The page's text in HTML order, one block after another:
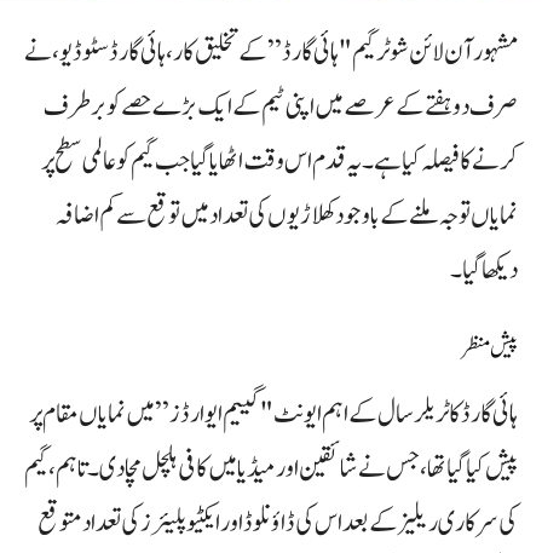
مشہور آن لائن شوٹر گیم "ہائی گارڈ” کے تخلیق کار، ہائی گارڈ سٹوڈیو، نے
صرف دو ہفتے کے عرصے میں اپنی ٹیم کے ایک بڑے حصے کو برطرف
کرنے کا فیصلہ کیا ہے۔ یہ قدم اس وقت اٹھایا گیا جب گیم کو عالمی سطح پر
نمایاں توجہ ملنے کے باوجود کھلاڑیوں کی تعداد میں توقع سے کم اضافہ
دیکھا گیا۔
پیش منظر
ہائی گارڈ کا ٹریلر سال کے اہم ایونٹ "گییم ایوارڈز” میں نمایاں مقام پر
پیش کیا گیا تھا، جس نے شائقین اور میڈیا میں کافی ہلچل مچا دی۔ تاہم، گیم
کی سرکاری ریلیز کے بعد اس کی ڈاؤنلوڈ اور ایکٹیو پلیئرز کی تعداد متوقع